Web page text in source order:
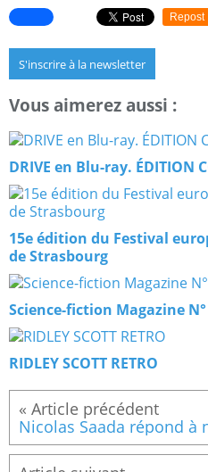
Repost
S'inscrire à la newsletter
Vous aimerez aussi :
DRIVE en Blu-ray. ÉDITION
15e édition du Festival
de Strasbourg
Science-fiction Magazine N°
RIDLEY SCOTT RETRO
Nicolas Saada répond à